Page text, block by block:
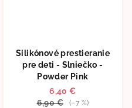
Silikónové prestieranie
pre deti - Slniečko -
Powder Pink
6,40 €
6,90 €
(–7 %)